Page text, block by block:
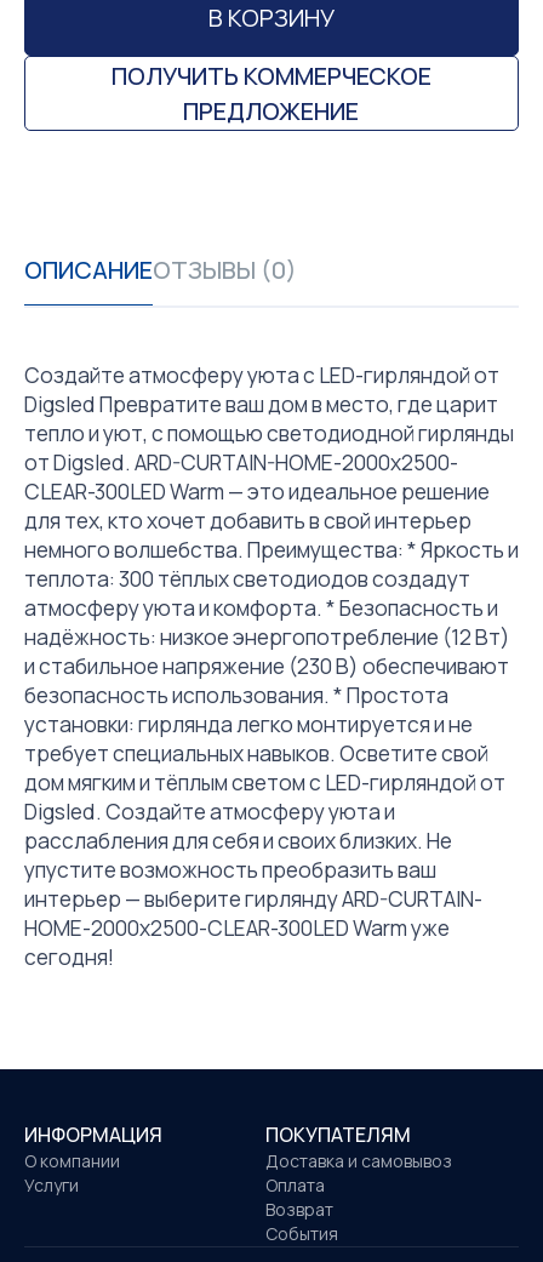
В КОРЗИНУ
ПОЛУЧИТЬ КОММЕРЧЕСКОЕ
ПРЕДЛОЖЕНИЕ
ОПИСАНИЕОТЗЫВЫ (0)
Создайте атмосферу уюта с LED-гирляндой от
Digsled Превратите ваш дом в место, где царит
тепло и уют, с помощью светодиодной гирлянды
от Digsled. ARD-CURTAIN-HOME-2000x2500-
CLEAR-300LED Warm — это идеальное решение
для тех, кто хочет добавить в свой интерьер
немного волшебства. Преимущества: * Яркость и
теплота: 300 тёплых светодиодов создадут
атмосферу уюта и комфорта. * Безопасность и
надёжность: низкое энергопотребление (12 Вт)
и стабильное напряжение (230 В) обеспечивают
безопасность использования. * Простота
установки: гирлянда легко монтируется и не
требует специальных навыков. Осветите свой
дом мягким и тёплым светом с LED-гирляндой от
Digsled. Создайте атмосферу уюта и
расслабления для себя и своих близких. Не
упустите возможность преобразить ваш
интерьер — выберите гирлянду ARD-CURTAIN-
HOME-2000x2500-CLEAR-300LED Warm уже
сегодня!
ИНФОРМАЦИЯ
О компании
Услуги
ПОКУПАТЕЛЯМ
Доставка и самовывоз
Оплата
Возврат
События